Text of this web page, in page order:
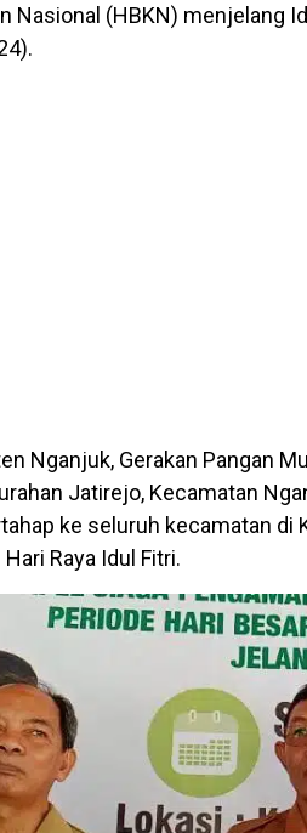
Nasional (HBKN) menjelang
Nganjuk, Gerakan Pangan
Jatirejo, Kecamatan
ke seluruh kecamatan di
Raya Idul Fitri.